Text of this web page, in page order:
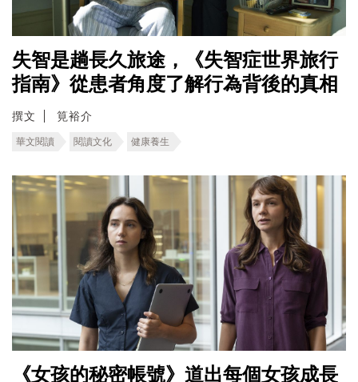
失智是趟長久旅途，《失智症世界旅行
指南》從患者角度了解行為背後的真相
撰文 筧裕介
華文閱讀 閱讀文化 健康養生
《女孩的秘密帳號》道出每個女孩成長